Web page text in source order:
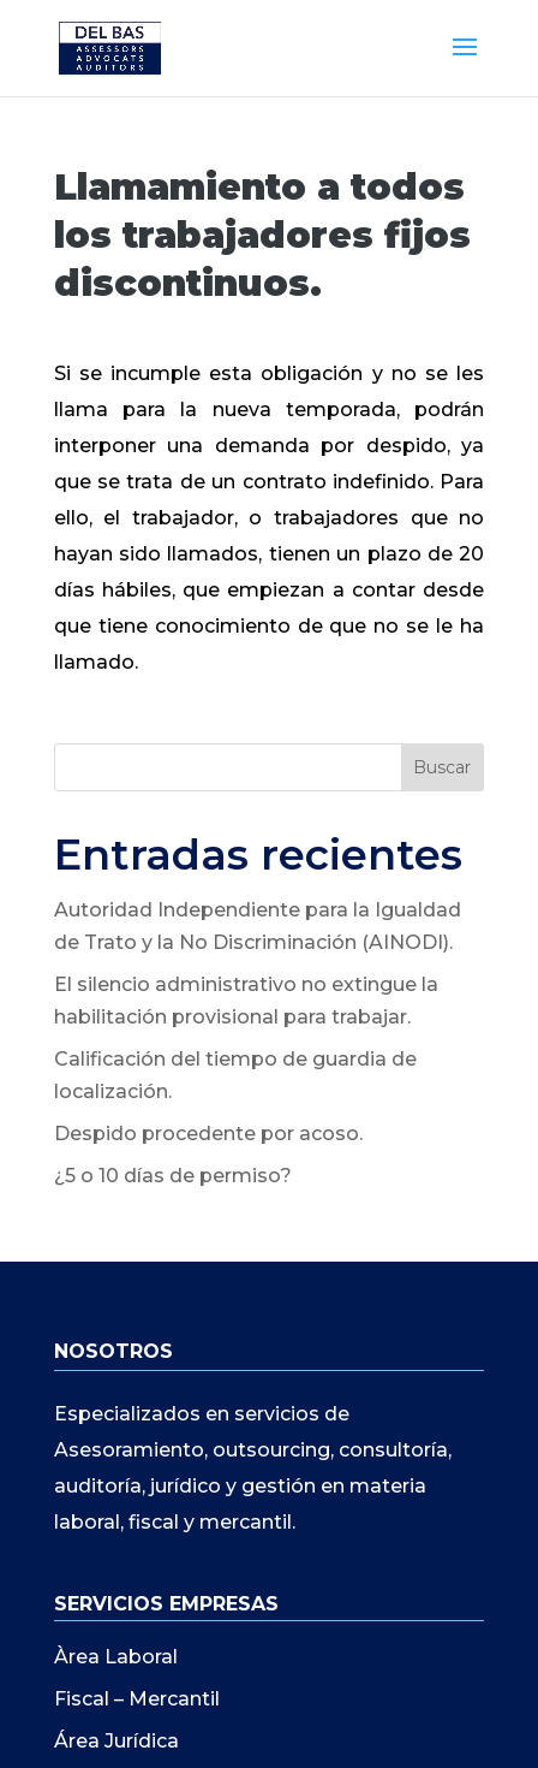
Llamamiento a todos
los trabajadores fijos
discontinuos.
Si se incumple esta obligación y no se les
llama para la nueva temporada, podrán
interponer una demanda por despido, ya
que se trata de un contrato indefinido. Para
ello, el trabajador, o trabajadores que no
hayan sido llamados, tienen un plazo de 20
días hábiles, que empiezan a contar desde
que tiene conocimiento de que no se le ha
llamado.
Buscar
Entradas recientes
Autoridad Independiente para la Igualdad
de Trato y la No Discriminación (AINODI).
El silencio administrativo no extingue la
habilitación provisional para trabajar.
Calificación del tiempo de guardia de
localización.
Despido procedente por acoso.
¿5 o 10 días de permiso?
NOSOTROS
Especializados en servicios de
Asesoramiento, outsourcing, consultoría,
auditoría, jurídico y gestión en materia
laboral, fiscal y mercantil.
SERVICIOS EMPRESAS
Àrea Laboral
Fiscal – Mercantil
Área Jurídica